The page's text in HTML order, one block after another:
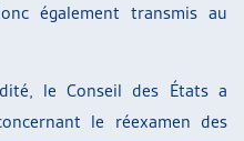
également transmis au
le Conseil des États a
le réexamen des